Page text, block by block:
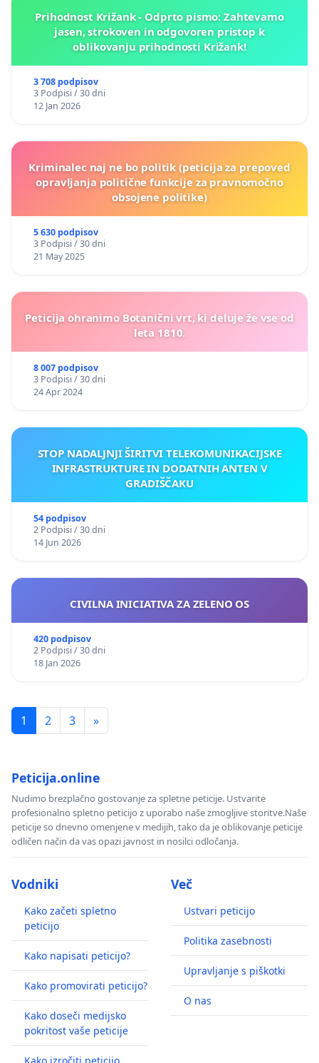
Prihodnost Križank - Odprto pismo: Zahtevamo
jasen, strokoven in odgovoren pristop k
oblikovanju prihodnosti Križank!
3 708 podpisov
3 Podpisi / 30 dni
12 Jan 2026
Kriminalec naj ne bo politik (peticija za prepoved
opravljanja politične funkcije za pravnomočno
obsojene politike)
5 630 podpisov
3 Podpisi / 30 dni
21 May 2025
Peticija ohranimo Botanični vrt, ki deluje že vse od
leta 1810.
8 007 podpisov
3 Podpisi / 30 dni
24 Apr 2024
STOP NADALJNJI ŠIRITVI TELEKOMUNIKACIJSKE
INFRASTRUKTURE IN DODATNIH ANTEN V
GRADIŠČAKU
54 podpisov
2 Podpisi / 30 dni
14 Jun 2026
CIVILNA INICIATIVA ZA ZELENO OS
420 podpisov
2 Podpisi / 30 dni
18 Jan 2026
1 2 3 »
Peticija.online
Nudimo brezplačno gostovanje za spletne peticije. Ustvarite
profesionalno spletno peticijo z uporabo naše zmogljive storitve.Naše
peticije so dnevno omenjene v medijih, tako da je oblikovanje peticije
odličen način da vas opazi javnost in nosilci odločanja.
Vodniki
Kako začeti spletno
peticijo
Kako napisati peticijo?
Kako promovirati peticijo?
Kako doseči medijsko
pokritost vaše peticije
Več
Ustvari peticijo
Politika zasebnosti
Upravljanje s piškotki
O nas